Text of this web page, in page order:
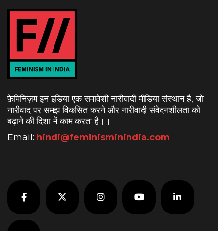
फ़ेमिनिज़म इन इंडिया एक समावेशी नारीवादी मीडिया संस्थान है, जो
नारीवाद पर समझ विकसित करने और नारीवादी संवेदनशीलता को
बढ़ाने की दिशा में काम करता है। ।
Email: hindi@feminisminindia.com